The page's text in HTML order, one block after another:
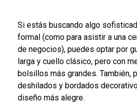
Si estás buscando algo
formal (como para asistir a una
de negocios), puedes optar por
larga y cuello clásico, pero con
bolsillos más grandes. También,
deshilados y bordados
diseño más alegre.